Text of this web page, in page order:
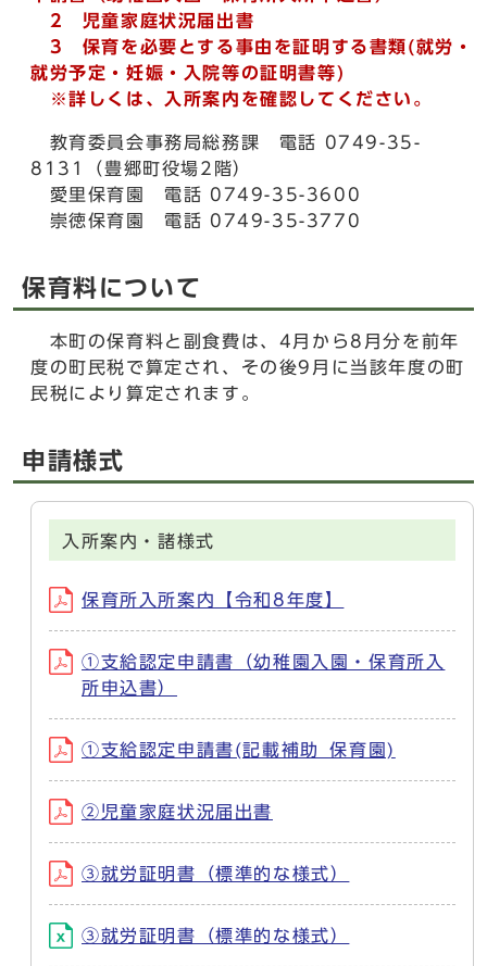
2 児童家庭状況届出書
3 保育を必要とする事由を証明する書類(就労・
就労予定・妊娠・入院等の証明書等)
※詳しくは、入所案内を確認してください。
教育委員会事務局総務課 電話 0749-35-
8131（豊郷町役場2階）
愛里保育園 電話 0749-35-3600
崇徳保育園 電話 0749-35-3770
保育料について
本町の保育料と副食費は、4月から8月分を前年
度の町民税で算定され、その後9月に当該年度の町
民税により算定されます。
申請様式
入所案内・諸様式
保育所入所案内【令和8年度】
①支給認定申請書（幼稚園入園・保育所入
所申込書）
①支給認定申請書(記載補助_保育園)
②児童家庭状況届出書
③就労証明書（標準的な様式）
③就労証明書（標準的な様式）